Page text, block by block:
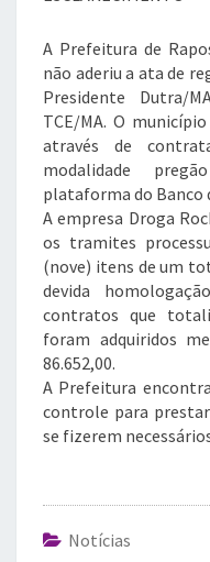
A Prefeitura de
não aderiu a ata de
Presidente Dutra/
TCE/MA. O
através de
modalidade
plataforma do Banco
A empresa Droga
os tramites
(nove) itens de um
devida
contratos que
foram adquiridos
86.652,00.
A Prefeitura
controle para
se fizerem
Notícias